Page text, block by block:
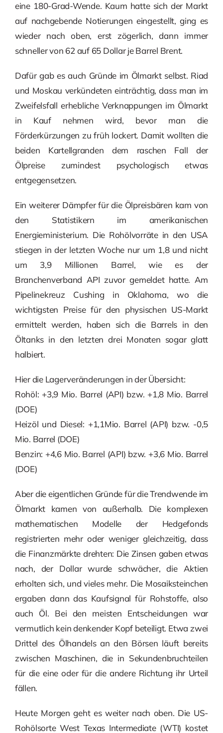
eine 180-Grad-Wende. Kaum hatte sich der Markt
auf nachgebende Notierungen eingestellt, ging es
wieder nach oben, erst zögerlich, dann immer
schneller von 62 auf 65 Dollar je Barrel Brent.
Dafür gab es auch Gründe im Ölmarkt selbst. Riad
und Moskau verkündeten einträchtig, dass man im
Zweifelsfall erhebliche Verknappungen im Ölmarkt
in Kauf nehmen wird, bevor man die
Förderkürzungen zu früh lockert. Damit wollten die
beiden Kartellgranden dem raschen Fall der
Ölpreise zumindest psychologisch etwas
entgegensetzen.
Ein weiterer Dämpfer für die Ölpreisbären kam von
den Statistikern im amerikanischen
Energieministerium. Die Rohölvorräte in den USA
stiegen in der letzten Woche nur um 1,8 und nicht
um 3,9 Millionen Barrel, wie es der
Branchenverband API zuvor gemeldet hatte. Am
Pipelinekreuz Cushing in Oklahoma, wo die
wichtigsten Preise für den physischen US-Markt
ermittelt werden, haben sich die Barrels in den
Öltanks in den letzten drei Monaten sogar glatt
halbiert.
Hier die Lagerveränderungen in der Übersicht:
Rohöl: +3,9 Mio. Barrel (API) bzw. +1,8 Mio. Barrel
(DOE)
Heizöl und Diesel: +1,1Mio. Barrel (API) bzw. -0,5
Mio. Barrel (DOE)
Benzin: +4,6 Mio. Barrel (API) bzw. +3,6 Mio. Barrel
(DOE)
Aber die eigentlichen Gründe für die Trendwende im
Ölmarkt kamen von außerhalb. Die komplexen
mathematischen Modelle der Hedgefonds
registrierten mehr oder weniger gleichzeitig, dass
die Finanzmärkte drehten: Die Zinsen gaben etwas
nach, der Dollar wurde schwächer, die Aktien
erholten sich, und vieles mehr. Die Mosaiksteinchen
ergaben dann das Kaufsignal für Rohstoffe, also
auch Öl. Bei den meisten Entscheidungen war
vermutlich kein denkender Kopf beteiligt. Etwa zwei
Drittel des Ölhandels an den Börsen läuft bereits
zwischen Maschinen, die in Sekundenbruchteilen
für die eine oder für die andere Richtung ihr Urteil
fällen.
Heute Morgen geht es weiter nach oben. Die US-
Rohölsorte West Texas Intermediate (WTI) kostet